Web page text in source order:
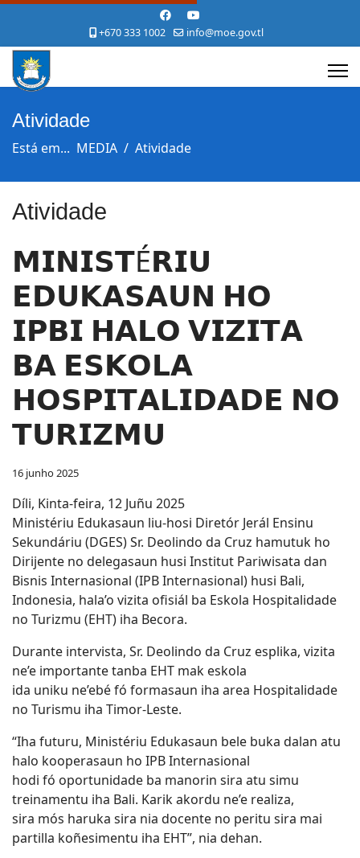
+670 333 1002 info@moe.gov.tl
Atividade
Está em... MEDIA Atividade
Atividade
𝗠𝗜𝗡𝗜𝗦𝗧É𝗥𝗜𝗨
𝗘𝗗𝗨𝗞𝗔𝗦𝗔𝗨𝗡 𝗛𝗢
𝗜𝗣𝗕𝗜 𝗛𝗔𝗟𝗢 𝗩𝗜𝗭𝗜𝗧𝗔
𝗕𝗔 𝗘𝗦𝗞𝗢𝗟𝗔
𝗛𝗢𝗦𝗣𝗜𝗧𝗔𝗟𝗜𝗗𝗔𝗗𝗘 𝗡𝗢
𝗧𝗨𝗥𝗜𝗭𝗠𝗨
16 junho 2025
Díli, Kinta-feira, 12 Juñu 2025
Ministériu Edukasaun liu-hosi Diretór Jerál Ensinu
Sekundáriu (DGES) Sr. Deolindo da Cruz hamutuk ho
Dirijente no delegasaun husi Institut Pariwisata dan
Bisnis Internasional (IPB Internasional) husi Bali,
Indonesia, hala’o vizita ofisiál ba Eskola Hospitalidade
no Turizmu (EHT) iha Becora.
Durante intervista, Sr. Deolindo da Cruz esplika, vizita
ne’e importante tanba EHT mak eskola
ida uniku ne’ebé fó formasaun iha area Hospitalidade
no Turismu iha Timor-Leste.
“Iha futuru, Ministériu Edukasaun bele buka dalan atu
halo kooperasaun ho IPB Internasional
hodi fó oportunidade ba manorin sira atu simu
treinamentu iha Bali. Karik akordu ne’e realiza,
sira mós haruka sira nia docente no peritu sira mai
partilla koñesimentu iha EHT”, nia dehan.